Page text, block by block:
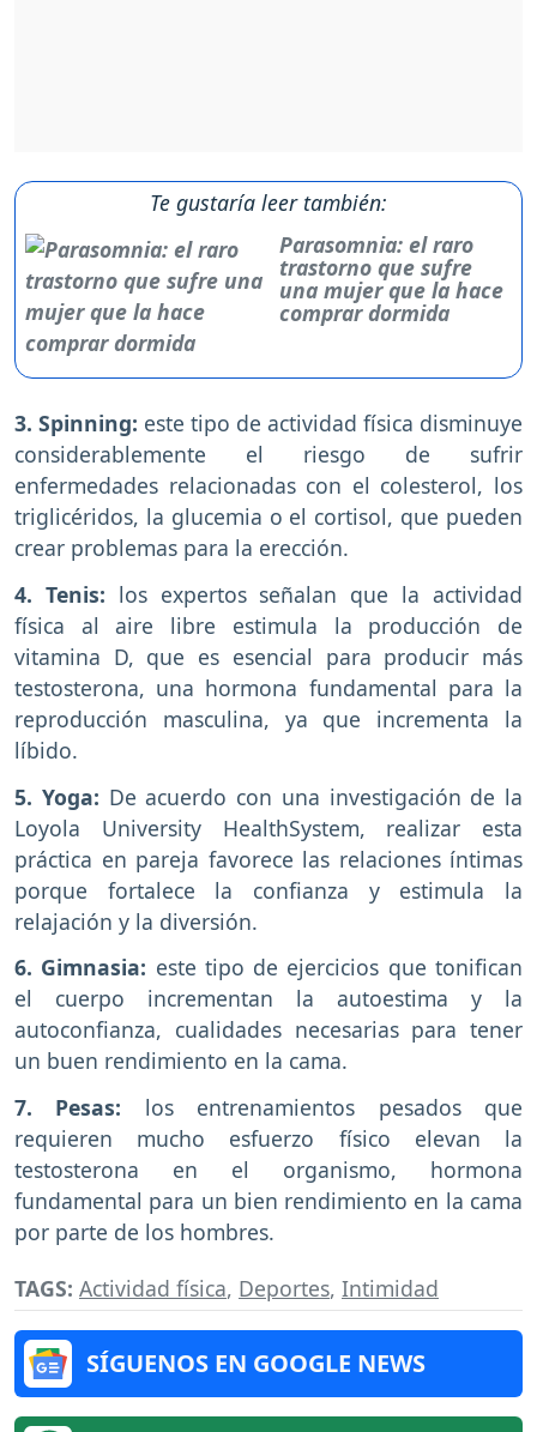
Te gustaría leer también:
Parasomnia: el raro
trastorno que sufre
una mujer que la hace
comprar dormida
3. Spinning: este tipo de actividad física disminuye
considerablemente el riesgo de sufrir
enfermedades relacionadas con el colesterol, los
triglicéridos, la glucemia o el cortisol, que pueden
crear problemas para la erección.
4. Tenis: los expertos señalan que la actividad
física al aire libre estimula la producción de
vitamina D, que es esencial para producir más
testosterona, una hormona fundamental para la
reproducción masculina, ya que incrementa la
líbido.
5. Yoga: De acuerdo con una investigación de la
Loyola University HealthSystem, realizar esta
práctica en pareja favorece las relaciones íntimas
porque fortalece la confianza y estimula la
relajación y la diversión.
6. Gimnasia: este tipo de ejercicios que tonifican
el cuerpo incrementan la autoestima y la
autoconfianza, cualidades necesarias para tener
un buen rendimiento en la cama.
7. Pesas: los entrenamientos pesados que
requieren mucho esfuerzo físico elevan la
testosterona en el organismo, hormona
fundamental para un bien rendimiento en la cama
por parte de los hombres.
TAGS: Actividad física, Deportes, Intimidad
SÍGUENOS EN GOOGLE NEWS